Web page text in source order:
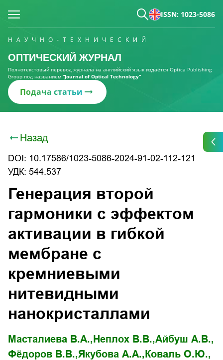
ISSN: 1023-5086
НАУЧНО-ТЕХНИЧЕСКИЙ
ОПТИЧЕСКИЙ ЖУРНАЛ
Полнотекстовый перевод журнала на английский язык издаётся Optica Publishing
Group под названием “Journal of Optical Technology“
Подача статьи
Назад
DOI: 10.17586/1023-5086-2024-91-02-112-121
УДК: 544.537
Генерация второй
гармоники c эффектом
активации в гибкой
мембране с
кремниевыми
нитевидными
нанокристаллами
Масталиева В.А., Неплох В.В.,Айбуш А.В.,
Фёдоров В.В.,Якубова А.А., Коваль О.Ю.,